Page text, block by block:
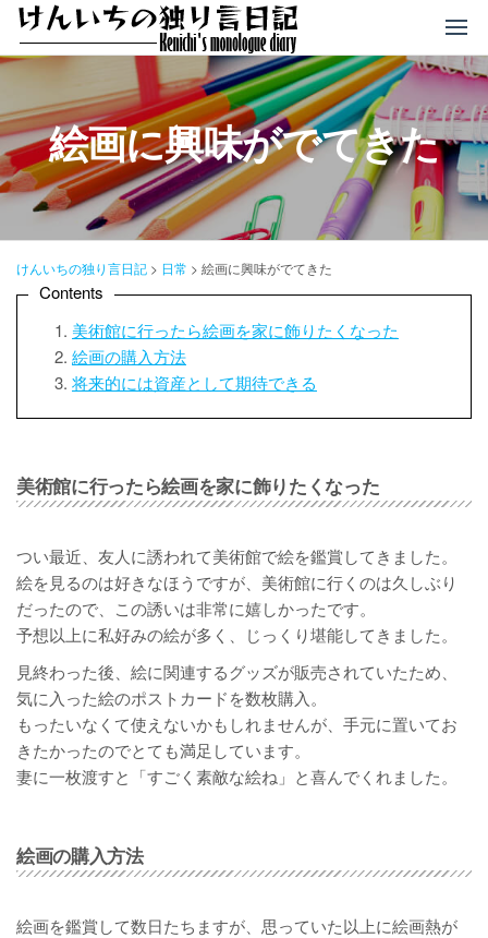
テ
ツ
へ
ス
キ
プ
絵画に興味がでてきた
けんいちの独り言日記 > 日常 > 絵画に興味がでてきた
Contents
美術館に行ったら絵画を家に飾りたくなった
絵画の購入方法
将来的には資産として期待できる
美術館に行ったら絵画を家に飾りたくなった
つい最近、友人に誘われて美術館で絵を鑑賞してきました。
絵を見るのは好きなほうですが、美術館に行くのは久しぶり
だったので、この誘いは非常に嬉しかったです。
予想以上に私好みの絵が多く、じっくり堪能してきました。
見終わった後、絵に関連するグッズが販売されていたため、
気に入った絵のポストカードを数枚購入。
もったいなくて使えないかもしれませんが、手元に置いてお
きたかったのでとても満足しています。
妻に一枚渡すと「すごく素敵な絵ね」と喜んでくれました。
絵画の購入方法
絵画を鑑賞して数日たちますが、思っていた以上に絵画熱が